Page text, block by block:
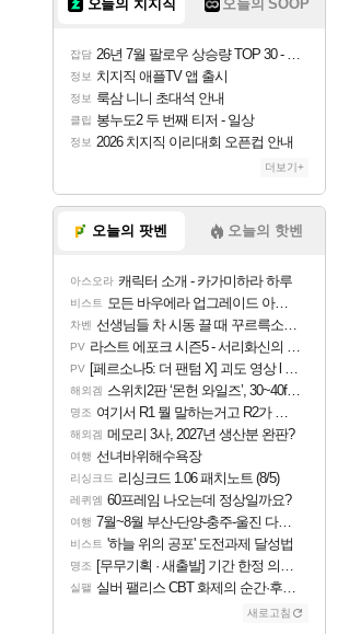
오늘의 치지직 오늘의 SOOP
잡담 26년 7월 팔로우 상승량 TOP 30 - 월간 치지직
정보 치지직 애플TV 앱 출시
정보 룩삼 니니 초대석 안내
클립 봉누도2 두 번째 티저 - 일상
정보 2026 치지직 이리대회 오픈컵 안내
더보기+
오늘의 팟벤 오늘의 핫벤
아스오라 캐릭터 소개 - 카가미하라 하루
비스트 모든 바우에라 업그레이드 아이템 획득 위치 공략 (89개)
차벤 선생님들 차 시동 끌 때 꾸르륵소리나는데
PV 라스트 에포크 시즌5 - 서리화신의 분노 티저
PV [페르소나5: 더 팬텀 X] 괴도 영상 l 타카마키 안·댄싱 스타
해외겜 스위치2판 ‘몬헌 와일즈’, 30~40fps 목표 추정
명조 여기서 R1 뭘 말하는거고 R2가 뭘말하는걸까요?
해외겜 메모리 3사, 2027년 생산분 완판?
여행 선녀바위해수욕장
리싱크드 리싱크드 1.06 패치노트 (8/5)
레퀴엠 60프레임 나오는데 정상일까요?
여행 7월~8월 부산-단양-충주-울진 다녀왔어요~
비스트 '하늘 위의 공포' 도전과제 달성법
명조 [무무기획 · 새출발] 기간 한정 의뢰 이벤트
실팰 실버 팰리스 CBT 화제의 순간·후기 모음
새로고침